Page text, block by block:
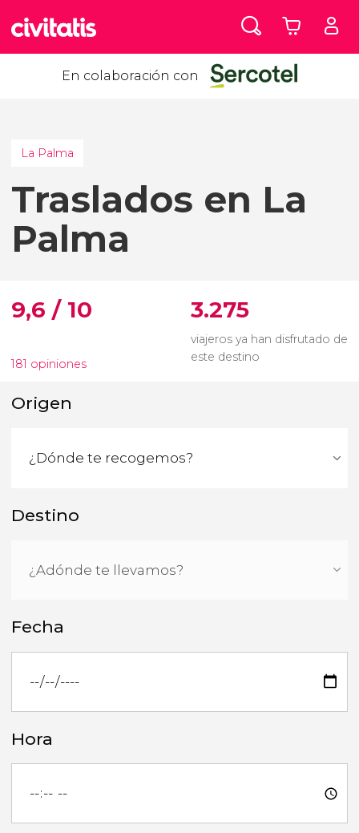
En colaboración con
La Palma
Traslados en La
Palma
9,6 / 10
181 opiniones
3.275
viajeros ya han disfrutado de
este destino
Origen
Destino
Fecha
Hora